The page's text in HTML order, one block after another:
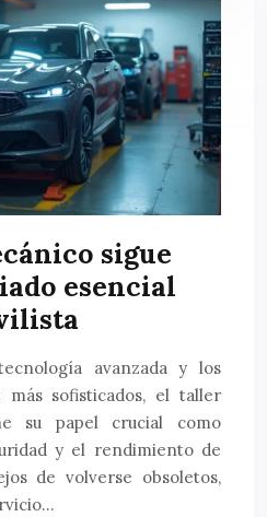
sigue
esencial
avanzada y los
más sofisticados, el taller
su papel crucial como
y el rendimiento de
de volverse obsoletos,